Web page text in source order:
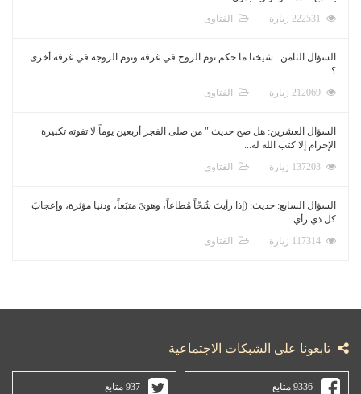
الفتاوى
السؤال الثامن : شيخنا ما حكم نوم الزوج في غرفة ونوم الزوجة في غرفة أخرى
؟
الفتاوى
السؤال العشرين: هل صح حديث " من صلى الفجر أربعين يوماً لا تفوته تكبيرة
الإحرام إلا كتب الله له...
الفتاوى
السؤال السابع: حديث: (إذا رأيتَ شُحّاً مُطاعاً، وهوىً متبَعاً، ودنيا مؤثرة، وإعجابَ
كل ذي رأي...
الفتاوى
تابعونا على الشبكات الاجتماعية
9336 متابع 937 متابع